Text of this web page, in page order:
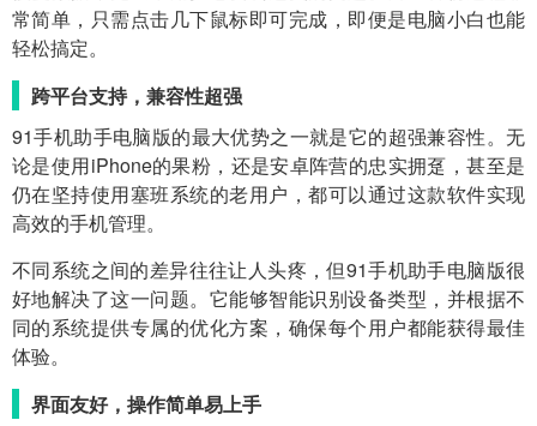
常简单，只需点击几下鼠标即可完成，即便是电脑小白也能
轻松搞定。
跨平台支持，兼容性超强
91手机助手电脑版的最大优势之一就是它的超强兼容性。无
论是使用iPhone的果粉，还是安卓阵营的忠实拥趸，甚至是
仍在坚持使用塞班系统的老用户，都可以通过这款软件实现
高效的手机管理。
不同系统之间的差异往往让人头疼，但91手机助手电脑版很
好地解决了这一问题。它能够智能识别设备类型，并根据不
同的系统提供专属的优化方案，确保每个用户都能获得最佳
体验。
界面友好，操作简单易上手